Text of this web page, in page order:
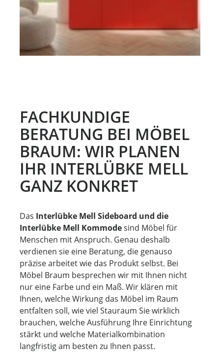
FACHKUNDIGE
BERATUNG BEI MÖBEL
BRAUM: WIR PLANEN
IHR INTERLÜBKE MELL
GANZ KONKRET
Das Interlübke Mell Sideboard und die
Interlübke Mell Kommodesind Möbel für
Menschen mit Anspruch. Genau deshalb
verdienen sie eine Beratung, die genauso
präzise arbeitet wie das Produkt selbst. Bei
Möbel Braum besprechen wir mit Ihnen nicht
nur eine Farbe und ein Maß. Wir klären mit
Ihnen, welche Wirkung das Möbel im Raum
entfalten soll, wie viel Stauraum Sie wirklich
brauchen, welche Ausführung Ihre Einrichtung
stärkt und welche Materialkombination
langfristig am besten zu Ihnen passt.